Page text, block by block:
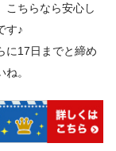
こちらなら安心し
す♪
に17日までと締め
。